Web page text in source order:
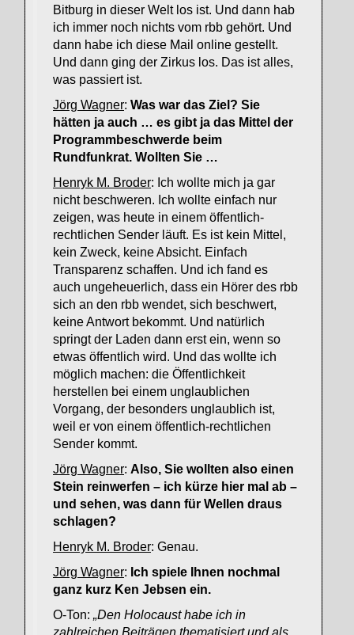
Bitburg in dieser Welt los ist. Und dann hab
ich immer noch nichts vom rbb gehört. Und
dann habe ich diese Mail online gestellt.
Und dann ging der Zirkus los. Das ist alles,
was passiert ist.
Jörg Wagner: Was war das Ziel? Sie
hätten ja auch … es gibt ja das Mittel der
Programmbeschwerde beim
Rundfunkrat. Wollten Sie …
Henryk M. Broder: Ich wollte mich ja gar
nicht beschweren. Ich wollte einfach nur
zeigen, was heute in einem öffentlich-
rechtlichen Sender läuft. Es ist kein Mittel,
kein Zweck, keine Absicht. Einfach
Transparenz schaffen. Und ich fand es
auch ungeheuerlich, dass ein Hörer des rbb
sich an den rbb wendet, sich beschwert,
keine Antwort bekommt. Und natürlich
springt der Laden dann erst ein, wenn so
etwas öffentlich wird. Und das wollte ich
möglich machen: die Öffentlichkeit
herstellen bei einem unglaublichen
Vorgang, der besonders unglaublich ist,
weil er von einem öffentlich-rechtlichen
Sender kommt.
Jörg Wagner: Also, Sie wollten also einen
Stein reinwerfen – ich kürze hier mal ab –
und sehen, was dann für Wellen draus
schlagen?
Henryk M. Broder: Genau.
Jörg Wagner: Ich spiele Ihnen nochmal
ganz kurz Ken Jebsen ein.
O-Ton: „Den Holocaust habe ich in
zahlreichen Beiträgen thematisiert und als